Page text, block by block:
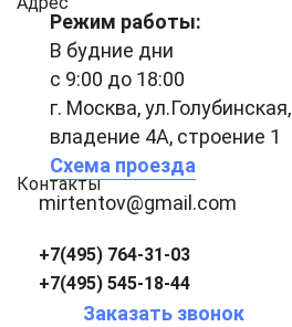
Режим работы:
В будние дни
с 9:00 до 18:00
г. Москва, ул.Голубинская,
владение 4А, строение 1
Схема проезда
Контакты
mirtentov@gmail.com
+7(495) 764-31-03
+7(495) 545-18-44
Заказать звонок